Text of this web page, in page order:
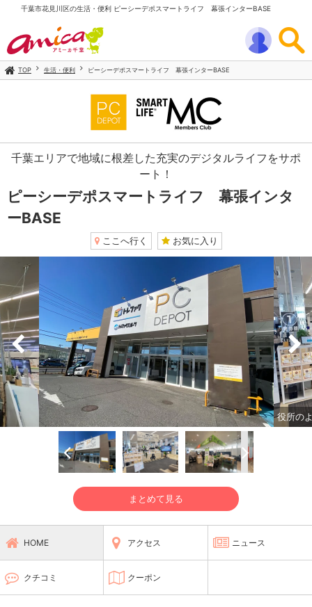
千葉市花見川区の生活・便利 ピーシーデポスマートライフ 幕張インターBASE
TOP 生活・便利 ピーシーデポスマートライフ 幕張インターBASE
千葉エリアで地域に根差した充実のデジタルライフをサポ
ート！
ピーシーデポスマートライフ 幕張インタ
ーBASE
ここへ行く お気に入り
役所の
まとめて見る
HOME アクセス ニュース
クチコミ クーポン